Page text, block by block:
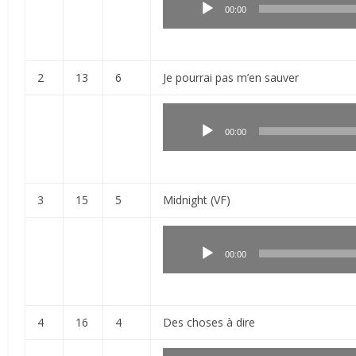
00:00
2 13 6 Je pourrai pas m’en sauver
00:00
3 15 5 Midnight (VF)
00:00
4 16 4 Des choses à dire